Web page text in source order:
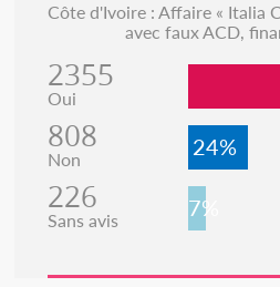
Côte d'Ivoire : Affaire « Italia
avec faux ACD,
2355
Oui
808
Non 24%
226
Sans avis 7%